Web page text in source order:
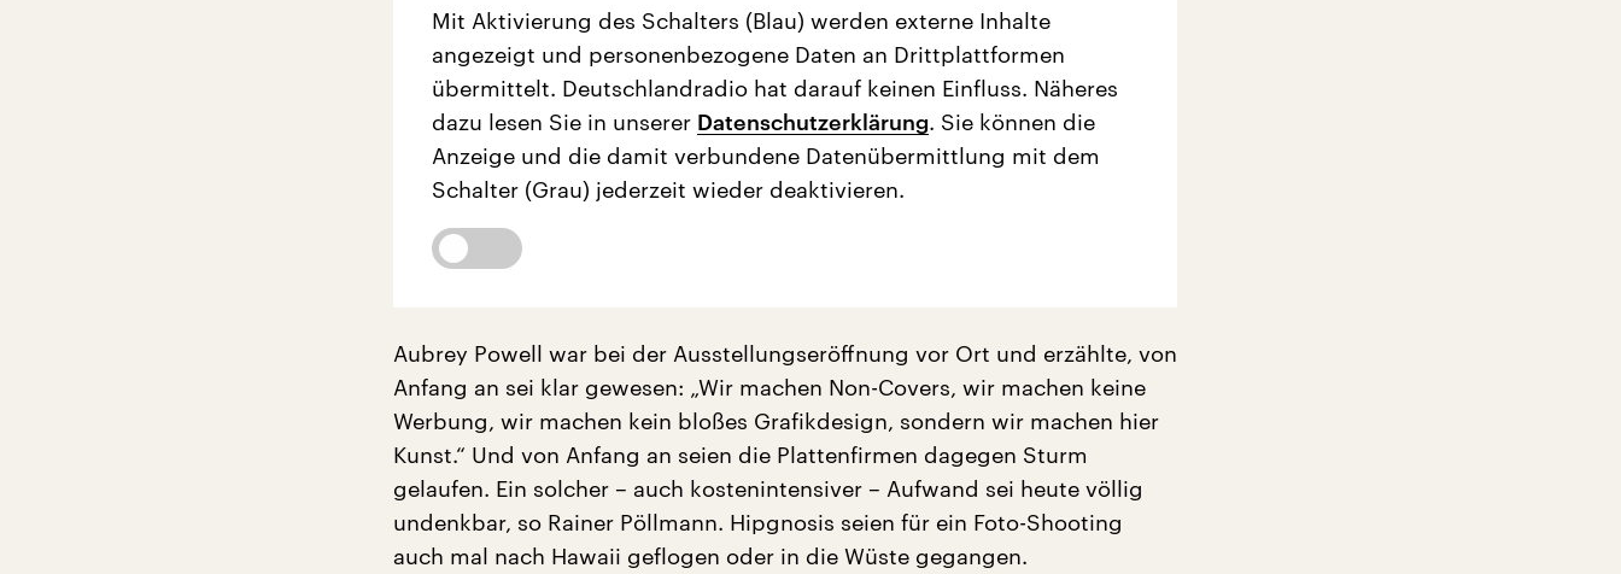
Mit Aktivierung des Schalters (Blau) werden externe Inhalte
angezeigt und personenbezogene Daten an Drittplattformen
übermittelt. Deutschlandradio hat darauf keinen Einfluss. Näheres
dazu lesen Sie in unserer Datenschutzerklärung. Sie können die
Anzeige und die damit verbundene Datenübermittlung mit dem
Schalter (Grau) jederzeit wieder deaktivieren.
Aubrey Powell war bei der Ausstellungseröffnung vor Ort und erzählte, von
Anfang an sei klar gewesen: „Wir machen Non-Covers, wir machen keine
Werbung, wir machen kein bloßes Grafikdesign, sondern wir machen hier
Kunst.“ Und von Anfang an seien die Plattenfirmen dagegen Sturm
gelaufen. Ein solcher – auch kostenintensiver – Aufwand sei heute völlig
undenkbar, so Rainer Pöllmann. Hipgnosis seien für ein Foto-Shooting
auch mal nach Hawaii geflogen oder in die Wüste gegangen.